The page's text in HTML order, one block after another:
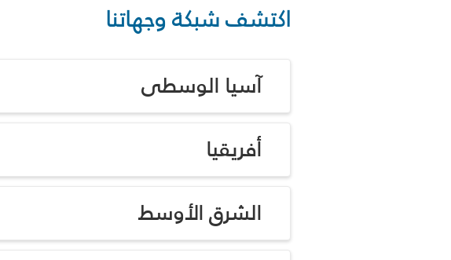
اكتشف شبكة وجهاتنا
آسيا الوسطى
أفريقيا
الشرق الأوسط